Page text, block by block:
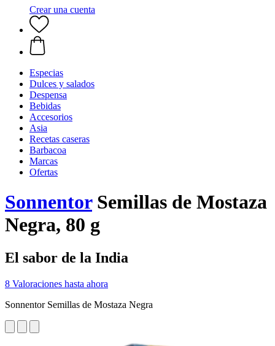
Crear una cuenta
Especias
Dulces y salados
Despensa
Bebidas
Accesorios
Asia
Recetas caseras
Barbacoa
Marcas
Ofertas
SonnentorSemillas de Mostaza
Negra, 80 g
El sabor de la India
8 Valoraciones hasta ahora
Sonnentor Semillas de Mostaza Negra